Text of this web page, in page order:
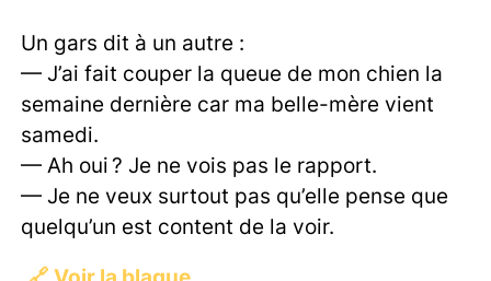
Un gars dit à un autre :
— J’ai fait couper la queue de mon chien la
semaine dernière car ma belle-mère vient
samedi.
— Ah oui ? Je ne vois pas le rapport.
— Je ne veux surtout pas qu’elle pense que
quelqu’un est content de la voir.